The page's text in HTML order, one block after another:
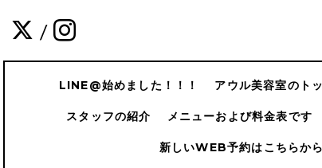
/
LINE@始めました！！！ アウル美容室のト
スタッフの紹介 メニューおよび料金表です
新しいWEB予約はこちらか